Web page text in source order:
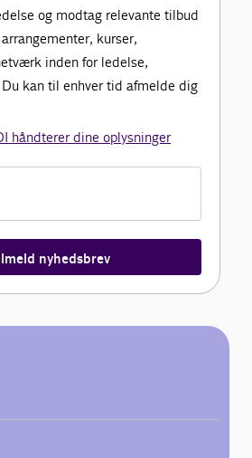
og modtag relevante tilbud
kurser,
inden for ledelse,
kan til enhver tid afmelde dig
håndterer dine oplysninger
nyhedsbrev